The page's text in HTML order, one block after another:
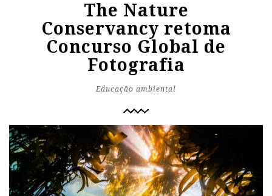
The Nature
Conservancy retoma
Concurso Global de
Fotografia
Educação ambiental